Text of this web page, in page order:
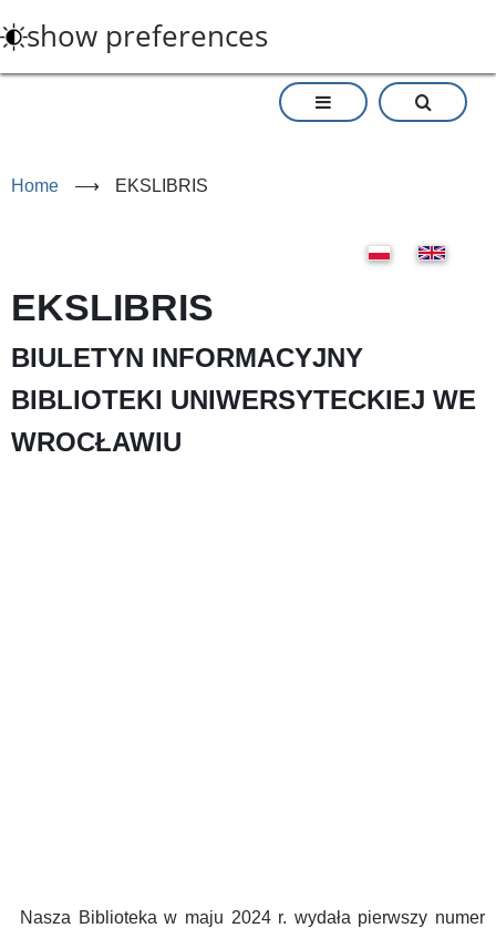
to
main
show preferences
Home ⟶ EKSLIBRIS
EKSLIBRIS
BIULETYN INFORMACYJNY
BIBLIOTEKI UNIWERSYTECKIEJ WE
WROCŁAWIU
Nasza Biblioteka w maju 2024 r. wydała pierwszy numer